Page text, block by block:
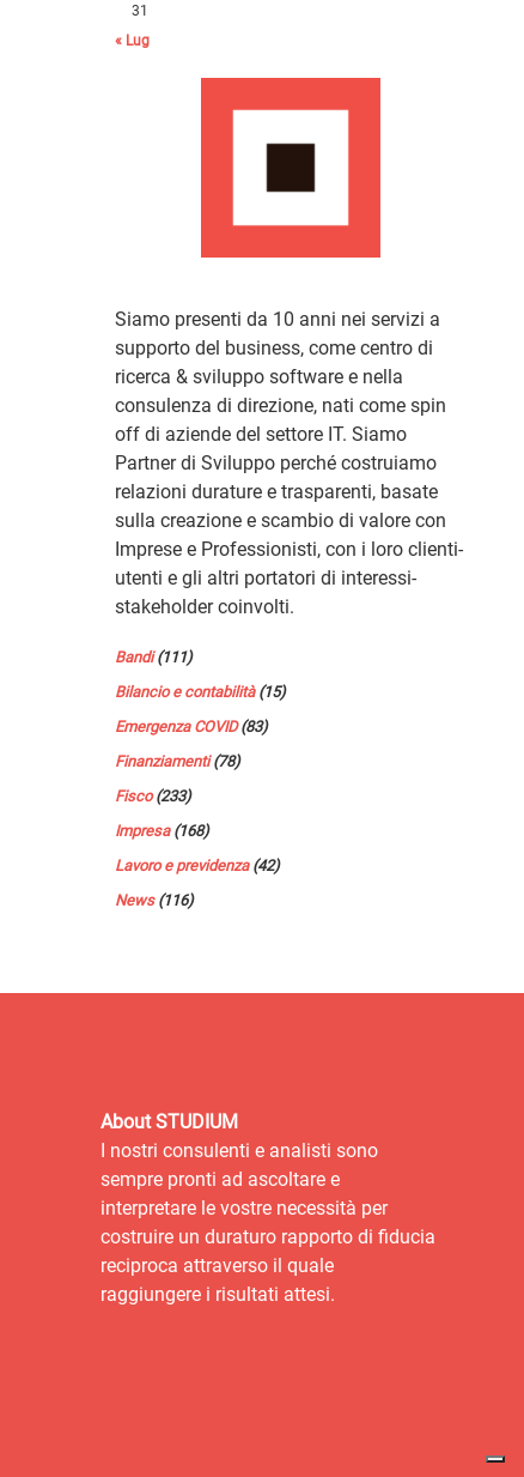
31
« Lug
Siamo presenti da 10 anni nei servizi a
supporto del business, come centro di
ricerca & sviluppo software e nella
consulenza di direzione, nati come spin
off di aziende del settore IT. Siamo
Partner di Sviluppo perché costruiamo
relazioni durature e trasparenti, basate
sulla creazione e scambio di valore con
Imprese e Professionisti, con i loro clienti-
utenti e gli altri portatori di interessi-
stakeholder coinvolti.
Bandi(111)
Bilancio e contabilità(15)
Emergenza COVID(83)
Finanziamenti(78)
Fisco(233)
Impresa(168)
Lavoro e previdenza(42)
News(116)
About STUDIUM
I nostri consulenti e analisti sono
sempre pronti ad ascoltare e
interpretare le vostre necessità per
costruire un duraturo rapporto di fiducia
reciproca attraverso il quale
raggiungere i risultati attesi.